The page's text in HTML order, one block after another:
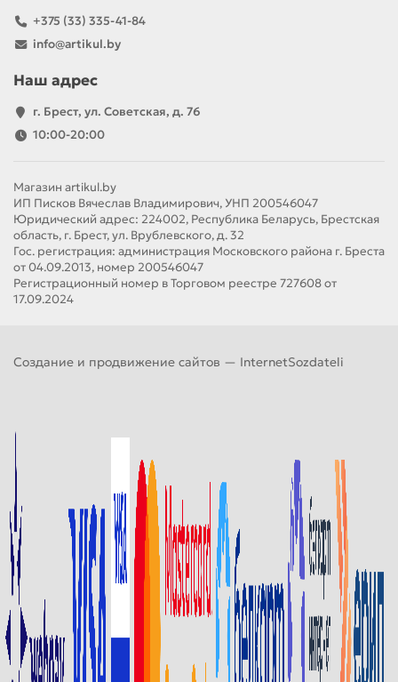
+375 (33) 335-41-84
info@artikul.by
Наш адрес
г. Брест, ул. Советская, д. 76
10:00-20:00
Магазин artikul.by
ИП Писков Вячеслав Владимирович, УНП 200546047
Юридический адрес: 224002, Республика Беларусь, Брестская
область, г. Брест, ул. Врублевского, д. 32
Гос. регистрация: администрация Московского района г. Бреста
от 04.09.2013, номер 200546047
Регистрационный номер в Торговом реестре 727608 от
17.09.2024
Создание и продвижение сайтов — InternetSozdateli